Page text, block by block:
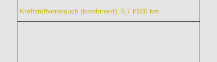
Kraftstoffverbrauch (kombiniert): 5,7 l/100 km